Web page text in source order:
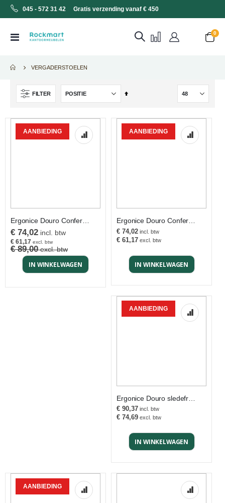
045 - 572 31 42 Gratis verzending vanaf € 450
Toggle
Cart
0
VERGADERSTOELEN
FILTER
Van
laag
sorteren
AANBIEDING
IN WINKELWAGEN
Ergonice Douro Conference Ivoor Chroom
Special
Price
€ 74,02
€ 61,17
€ 89,00
AANBIEDING
IN WINKELWAGEN
Ergonice Douro Conference
€ 74,02
€ 61,17
AANBIEDING
IN WINKELWAGEN
€ 90,37
€ 74,69
AANBIEDING